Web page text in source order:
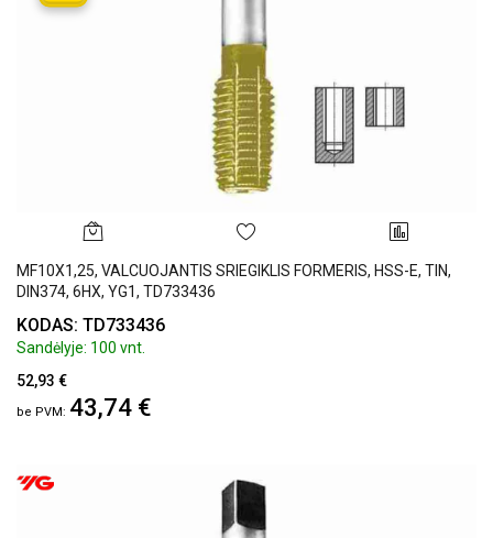
MF10X1,25, VALCUOJANTIS SRIEGIKLIS FORMERIS, HSS-E, TIN,
DIN374, 6HX, YG1, TD733436
KODAS: TD733436
Sandėlyje: 100 vnt.
52,93 €
43,74 €